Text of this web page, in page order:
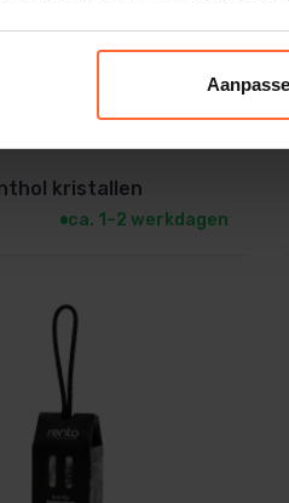
kristallen
ca. 1–2 werkdagen